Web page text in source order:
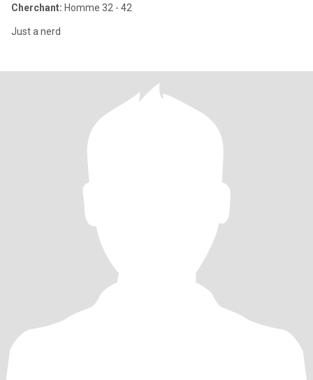
Cherchant: Homme 32 - 42
Just a nerd